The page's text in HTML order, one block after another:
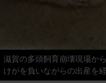
滋賀の多頭飼育崩壊現場か
けがを負いながらの出産を